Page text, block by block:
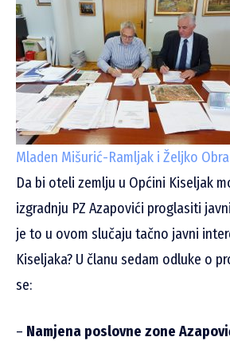
Mladen Mišurić-Ramljak i Željko
Da bi oteli zemlju u Općini Kiseljak
izgradnju PZ Azapovići proglasiti
je to u ovom slučaju tačno javni
Kiseljaka? U članu sedam odluke o
se:
– Namjena poslovne zone